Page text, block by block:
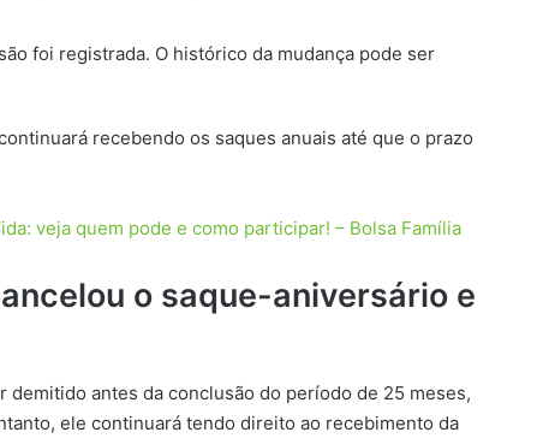
foi registrada. O histórico da mudança pode ser
recebendo os saques anuais até que o prazo
veja quem pode e como participar! – Bolsa Família
o saque-aniversário e
antes da conclusão do período de 25 meses,
ele continuará tendo direito ao recebimento da